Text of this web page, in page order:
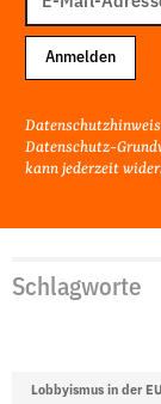
Adresse
Anmelden
Datenschutz-
kann jederzeit
Schlagworte
Lobbyismus in der EU